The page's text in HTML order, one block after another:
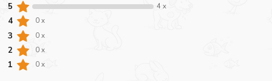
5 4 x
4 0 x
3 0 x
2 0 x
1 0 x